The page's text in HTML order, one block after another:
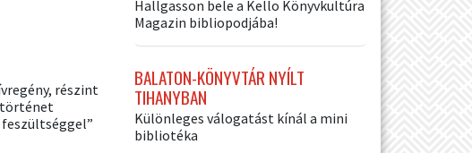
részint
Hallgasson bele a Kello Könyvkultúra
Magazin bibliopodjába!
BALATON-KÖNYVTÁR NYÍLT
TIHANYBAN
Különleges válogatást kínál a mini
bibliotéka